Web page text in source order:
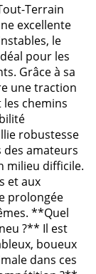
Terrain
excellente
le
pour les
Grâce à sa
une traction
chemins
robustesse
amateurs
milieu difficile.
et aux
prolongée
**Quel
?** Il est
boueux
dans ces